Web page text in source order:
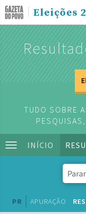
Eleições
TUDO SOBRE
INÍCIO
PR APURAÇÃO